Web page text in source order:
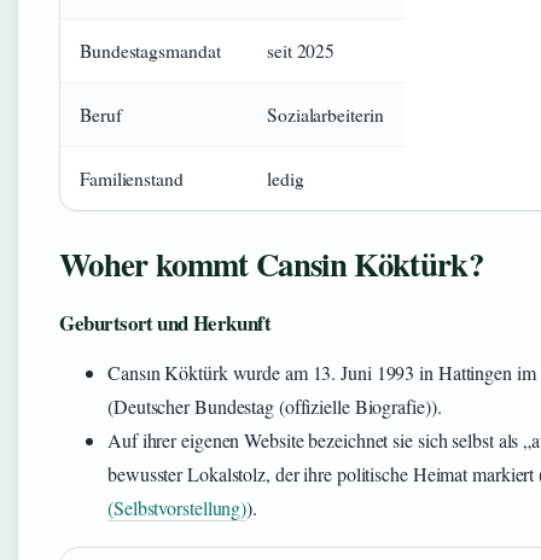
Bundestagsmandat seit 2025
Beruf Sozialarbeiterin
Familienstand ledig
Woher kommt Cansin Köktürk?
Geburtsort und Herkunft
Cansın Köktürk wurde am 13. Juni 1993 in Hattingen
(Deutscher Bundestag (offizielle Biografie)).
Auf ihrer eigenen Website bezeichnet sie sich selbst als
bewusster Lokalstolz, der ihre politische Heimat markiert
(Selbstvorstellung)).